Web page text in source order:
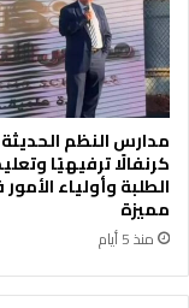
ل
ك
ه
ر
ا
ء
ب
ك
ف
ع
ب
ي
د
ا
ت
ب
م
ن
س
مدارس النظم
كرنفالًا ترفيهيًا
الطلبة وأولياء
مميزة
منذ 5 أيام